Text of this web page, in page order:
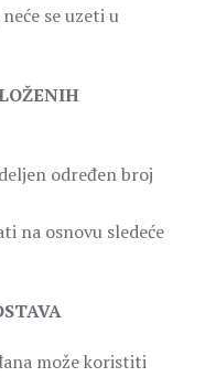
se uzeti u
određen broj
na osnovu sledeće
može koristiti